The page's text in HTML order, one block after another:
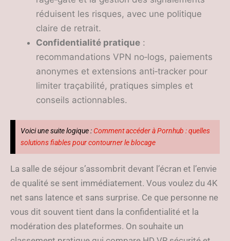
réduisent les risques, avec une politique
claire de retrait.
Confidentialité pratique :
recommandations VPN no‑logs, paiements
anonymes et extensions anti‑tracker pour
limiter traçabilité, pratiques simples et
conseils actionnables.
Voici une suite logique : Comment accéder à Pornhub : quelles
solutions fiables pour contourner le blocage
La salle de séjour s’assombrit devant l’écran et l’envie
de qualité se sent immédiatement. Vous voulez du 4K
net sans latence et sans surprise. Ce que personne ne
vous dit souvent tient dans la confidentialité et la
modération des plateformes. On souhaite un